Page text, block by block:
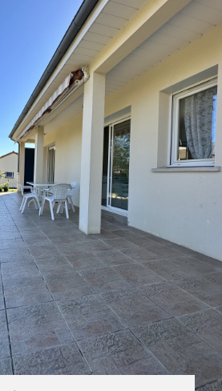
ALERTE E-
GESTION
OFFRES
CHAMPS
TEXTE
CHAMPS
TEXTE
RÉFÉRENCE
PARTICULARITÉ
PARTICULARITÉ
RECHERCHER